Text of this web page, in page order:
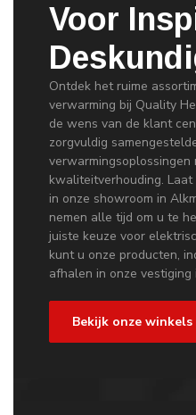
Voor
Ontdek het ruime
verwarming bij Quality
de wens van de klant
zorgvuldig
kwaliteitverhouding.
in onze showroom in
nemen alle tijd om u te
juiste keuze voor
kunt u onze producten,
afhalen in onze vestiging
Bekijk onze winkels